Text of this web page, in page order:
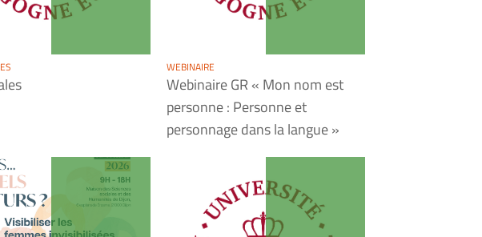
WEBINAIRE
Webinaire GR « Mon nom est
personne : Personne et
personnage dans la langue »